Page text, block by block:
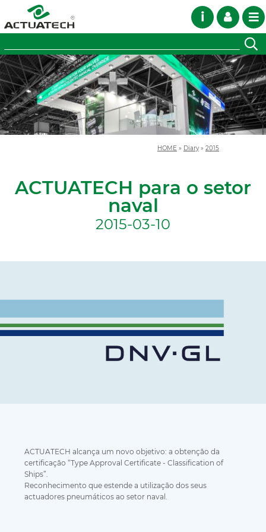
i
HOME » Diary» 2015
ACTUATECH para o setor
naval
2015-03-10
ACTUATECH alcança um novo objetivo: a obtenção da
certificação “Type Approval Certificate - Classification of
Ships”.
Reconhecimento que estende a utilização dos seus
actuadores pneumáticos ao setor naval.